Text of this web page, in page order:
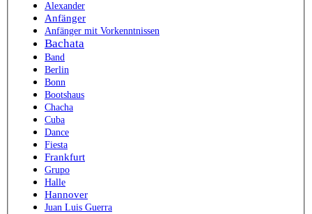
Alexander
Anfänger
Anfänger mit Vorkenntnissen
Bachata
Band
Berlin
Bonn
Bootshaus
Chacha
Cuba
Dance
Fiesta
Frankfurt
Grupo
Halle
Hannover
Juan Luis Guerra